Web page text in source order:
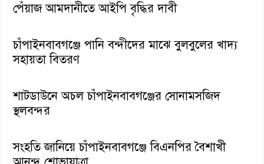
পেঁয়াজ আমদানীতে আইপি বৃদ্ধির দাবী
চাঁপাইনবাবগঞ্জে পানি বন্দীদের মাঝে বুলবুলের খাদ্য
সহায়তা বিতরণ
শাটডাউনে অচল চাঁপাইনবাবগঞ্জের সোনামসজিদ
স্থলবন্দর
সংহতি জানিয়ে চাঁপাইনবাবগঞ্জে বিএনপির বৈশাখী